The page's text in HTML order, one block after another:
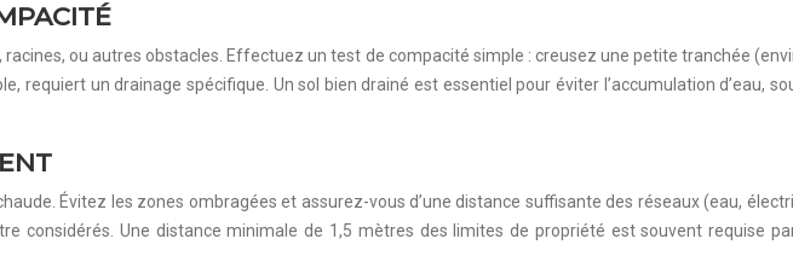
ou autres obstacles. Effectuez un test de compacité simple : creusez une petite tranchée
requiert un drainage spécifique. Un sol bien drainé est essentiel pour éviter l’accumulation d’eau,
Évitez les zones ombragées et assurez-vous d’une distance suffisante des réseaux (eau,
considérés. Une distance minimale de 1,5 mètres des limites de propriété est souvent requise